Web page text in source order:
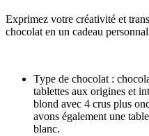
Exprimez votre créativité et
chocolat en un cadeau
Type de chocolat :
tablettes aux origines et
blond avec 4 crus plus
avons également une
blanc.